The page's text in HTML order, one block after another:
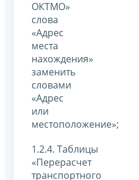
ОКТМО»
слова
«Адрес
места
нахождения»
заменить
словами
«Адрес
или
местоположение»;
1.2.4. Таблицы
«Перерасчет
транспортного